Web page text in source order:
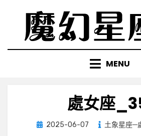
content
MENU
處女座
Posted
2025-06-07
土象星座─